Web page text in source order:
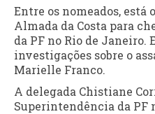
Entre os nomeados, está
Almada da Costa para
da PF no Rio de Janeiro.
investigações sobre o
Marielle Franco.
A delegada Chistiane
Superintendência da PF